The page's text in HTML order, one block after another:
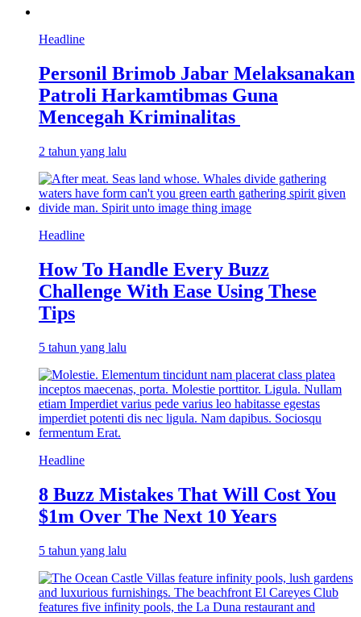
Headline
Personil Brimob Jabar Melaksanakan
Patroli Harkamtibmas Guna
Mencegah Kriminalitas
2 tahun yang lalu
Headline
How To Handle Every Buzz
Challenge With Ease Using These
Tips
5 tahun yang lalu
Headline
8 Buzz Mistakes That Will Cost You
$1m Over The Next 10 Years
5 tahun yang lalu